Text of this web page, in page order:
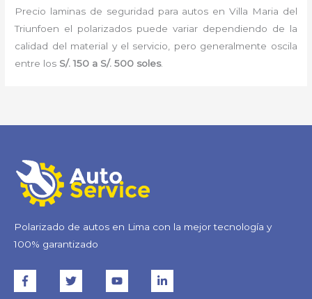
Precio laminas de seguridad para autos en Villa Maria del
Triunfoen el polarizados puede variar dependiendo de la
calidad del material y el servicio, pero generalmente oscila
entre los S/. 150 a S/. 500 soles.
Polarizado de autos en Lima con la mejor tecnología y
100% garantizado